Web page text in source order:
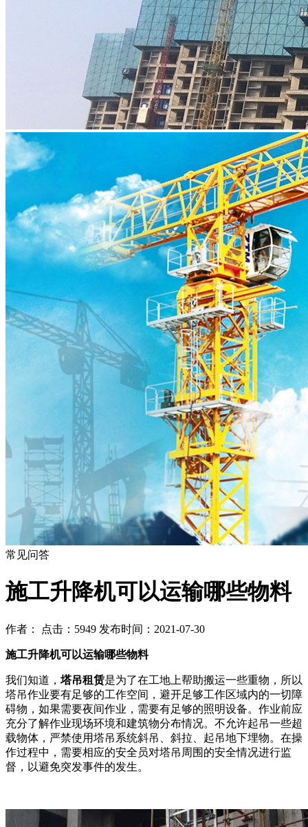
常见问答
施工升降机可以运输哪些物料
作者： 点击：5949 发布时间：2021-07-30
施工升降机可以运输哪些物料
我们知道， 塔吊租赁是为了在工地上帮助搬运一些重物，所以
塔吊作业要有足够的工作空间，避开足够工作区域内的一切障
碍物，如果需要夜间作业，需要有足够的照明设备。作业前应
充分了解作业现场环境和建筑物分布情况。不允许起吊一些超
载物体，严禁使用塔吊系统斜吊、斜拉、起吊地下埋物。在操
作过程中，需要相应的安全员对塔吊周围的安全情况进行监
督，以避免突发事件的发生。